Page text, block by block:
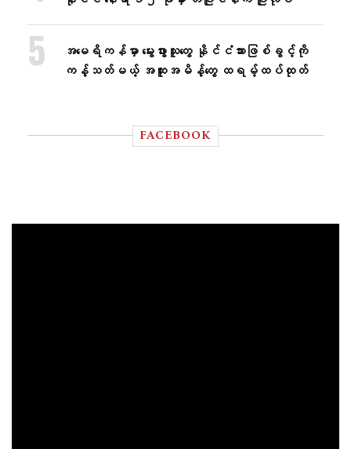
အမေရိကန်မှာ မွေးဖွားသူတွေ နိုင်ငံသားဖြစ်ခွင့်ကို
ကန့်သတ်မယ့် အထူးအမိန့်တွေ ထရမ့်ထပ်ထုတ်
FACEBOOK